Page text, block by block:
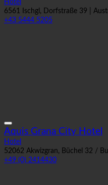
6561 Ischgl, Dorfstraße 39 |
+43 5444 5205
Aquis Grana City Hotel
Hotel
52062 Akwizgran, Büchel 32 /
+49 (0) 2414430